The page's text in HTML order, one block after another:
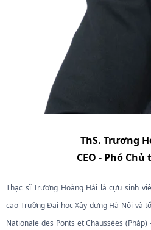
ThS. Trương
CEO - Phó
Thạc sĩ Trương Hoàng Hải là cựu sinh
cao Trường Đại học Xây dựng Hà Nội và
Nationale des Ponts et Chaussées